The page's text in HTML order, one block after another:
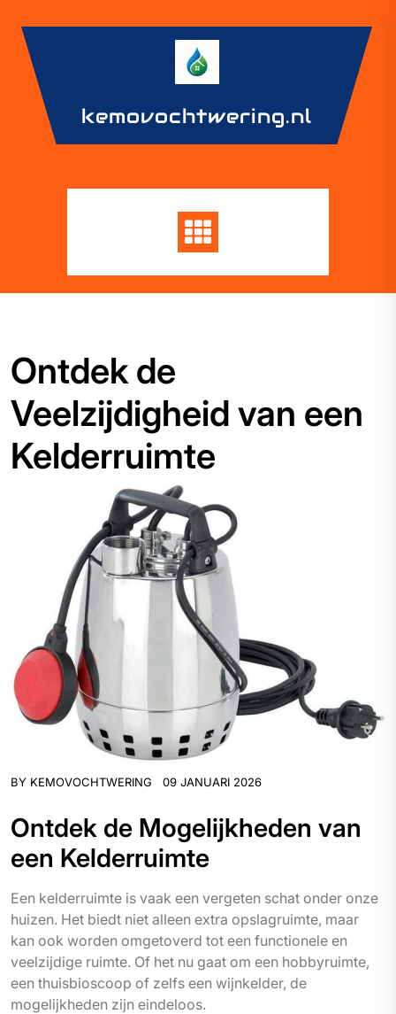
content
kemovochtwering.nl
Ontdek de
Veelzijdigheid van een
Kelderruimte
BY KEMOVOCHTWERING 09 JANUARI 2026
Ontdek de Mogelijkheden van
een Kelderruimte
Een kelderruimte is vaak een vergeten schat onder onze
huizen. Het biedt niet alleen extra opslagruimte, maar
kan ook worden omgetoverd tot een functionele en
veelzijdige ruimte. Of het nu gaat om een hobbyruimte,
een thuisbioscoop of zelfs een wijnkelder, de
mogelijkheden zijn eindeloos.